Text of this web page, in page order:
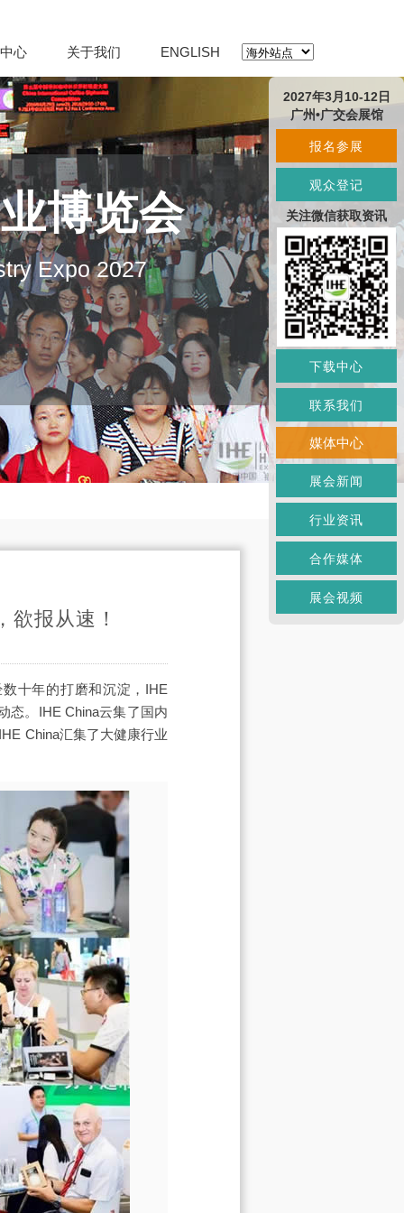
心 关于我们 ENGLISH
博览会
Expo 2027
报从速！
十年的打磨和沉淀，IHE
态。IHE China云集了国内
China汇集了大健康行业
2027年3月10-12日
广州•广交会展馆
报名参展
观众登记
关注微信获取资讯
下载中心
联系我们
媒体中心
展会新闻
行业资讯
合作媒体
展会视频